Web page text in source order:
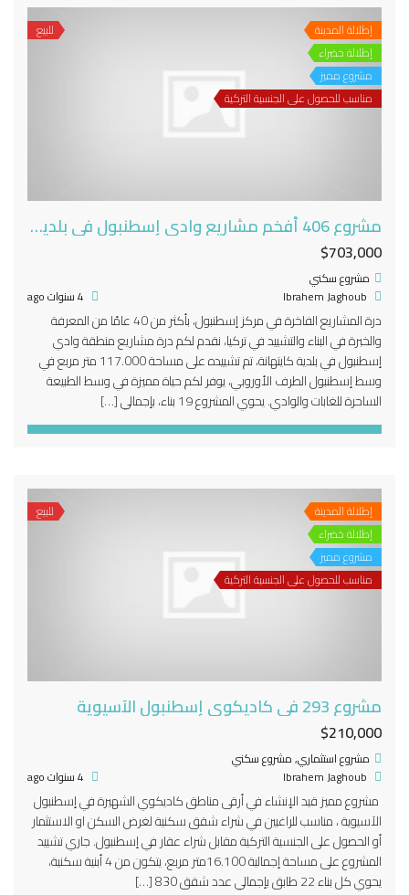
إطلالة المدينة
إطلالة خضراء
مشروع مميز
مناسب للحصول على الجنسية التركية
للبيع
مشروع 406 أفخم مشاريع وادي إسطنبول في بلدية كايتهانة
$703,000
مشروع سكني
Ibrahem Jaghoub
درة المشاريع الفاخرة في مركز إسطنبول، بأكثر من 40 عامًا من المعرفة
والخبرة في البناء والتشييد في تركيا، نقدم لكم درة مشاريع منطقة وادي
إسطنبول في بلدية كايتهانة، تم تشييده على مساحة 117.000 متر مربع في
وسط إسطنبول الطرف الأوروبي، يوفر لكم حياة مميزة في وسط الطبيعة
الساحرة للغابات والوادي. يحوي المشروع 19 بناء، بإجمالي […]
إطلالة المدينة
إطلالة خضراء
مشروع مميز
مناسب للحصول على الجنسية التركية
للبيع
مشروع 293 في كاديكوي إسطنبول الآسيوية
$210,000
مشروع استثماري,مشروع سكني
Ibrahem Jaghoub
مشروع مميز قيد الإنشاء في أرقى مناطق كاديكوي الشهيرة في إسطنبول
الآسيوية ، مناسب للراغبين في شراء شقق سكنية لغرض السكن او الاستثمار
أو الحصول على الجنسية التركية مقابل شراء عقار في إسطنبول. جاري تشييد
المشروع على مساحة إجمالية 16.100متر مربع، يتكون من 4 أبنية سكنية،
يحوي كل بناء 22 طابق بإجمالي عدد شقق 830 […]